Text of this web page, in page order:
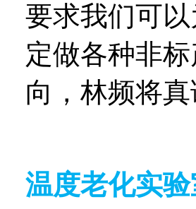
要求我们可
定做各种非
向，林频将
温度老化实验